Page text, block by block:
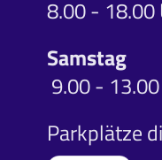
8.00 - 18.00
Samstag
9.00 -
Parkplätze